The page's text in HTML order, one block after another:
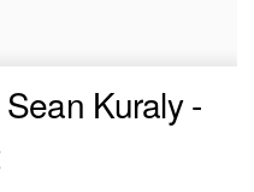
Kuraly -